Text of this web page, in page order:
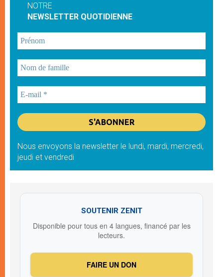
NOTRE
NEWSLETTER QUOTIDIENNE
Nous envoyons la newsletter le lundi, mardi, mercredi,
jeudi et vendredi
SOUTENIR ZENIT
Disponible pour tous en 4 langues, financé par les
lecteurs.
FAIRE UN DON